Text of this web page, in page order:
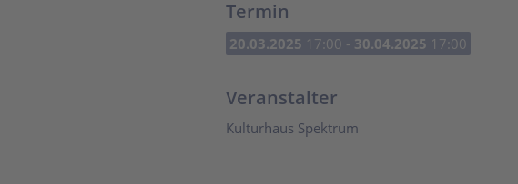
Termin
20.03.2025 17:00 - 30.04.2025 17:00
Veranstalter
Kulturhaus Spektrum